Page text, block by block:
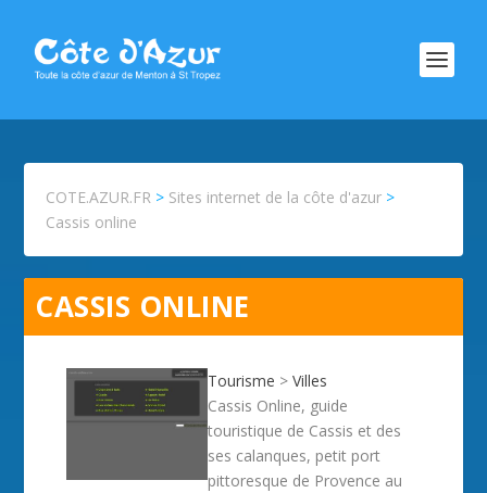
COTE.AZUR.FR > Sites internet de la côte d'azur >
Cassis online
CASSIS ONLINE
Tourisme >Villes
Cassis Online, guide
touristique de Cassis et des
ses calanques, petit port
pittoresque de Provence au